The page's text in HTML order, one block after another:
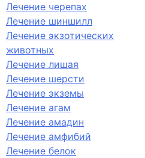
Лечение черепах
Лечение шиншилл
Лечение экзотических
животных
Лечение лишая
Лечение шерсти
Лечение экземы
Лечение агам
Лечение амадин
Лечение амфибий
Лечение белок